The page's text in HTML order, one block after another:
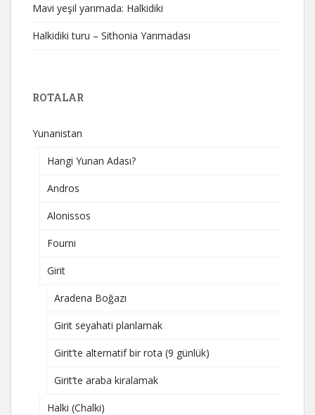
Mavi yeşil yarımada: Halkidiki
Halkidiki turu – Sithonia Yarımadası
ROTALAR
Yunanistan
Hangi Yunan Adası?
Andros
Alonissos
Fourni
Girit
Aradena Boğazı
Girit seyahati planlamak
Girit’te alternatif bir rota (9 günlük)
Girit’te araba kiralamak
Halki (Chalki)